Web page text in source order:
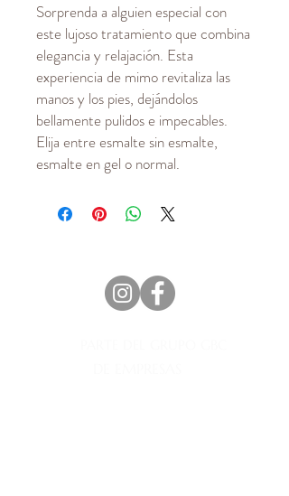
Sorprenda a alguien especial con
este lujoso tratamiento que combina
elegancia y relajación. Esta
experiencia de mimo revitaliza las
manos y los pies, dejándolos
bellamente pulidos e impecables.
Elija entre esmalte sin esmalte,
esmalte en gel o normal.